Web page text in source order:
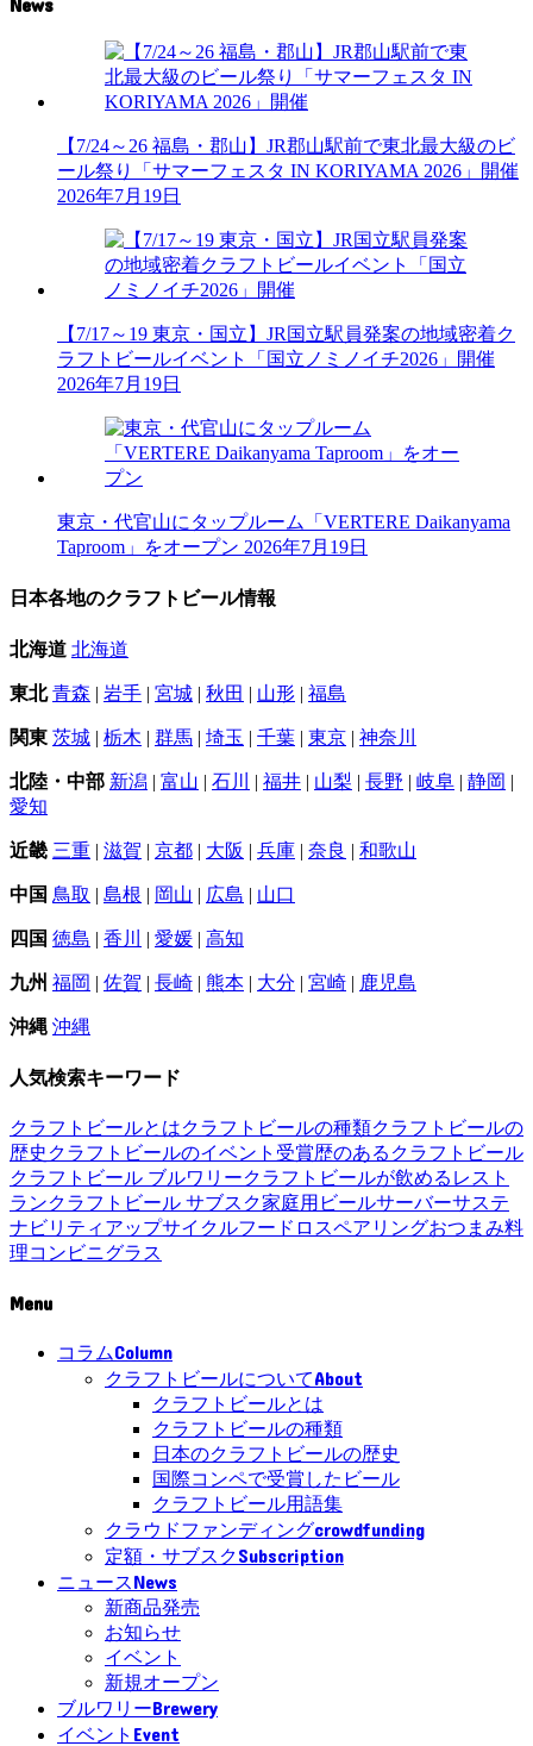
【7/24～26 福島・郡山】JR郡山駅前で東北最大級のビ
ール祭り「サマーフェスタ IN KORIYAMA 2026」開催
2026年7月19日
【7/17～19 東京・国立】JR国立駅員発案の地域密着ク
ラフトビールイベント「国立ノミノイチ2026」開催
2026年7月19日
東京・代官山にタップルーム「VERTERE Daikanyama
Taproom」をオープン 2026年7月19日
日本各地のクラフトビール情報
北海道 北海道
東北 青森 | 岩手 | 宮城 | 秋田 | 山形 | 福島
関東 茨城 | 栃木 | 群馬 | 埼玉 | 千葉 | 東京 | 神奈川
北陸・中部 新潟 | 富山 | 石川 | 福井 | 山梨 | 長野 | 岐阜 | 静岡 |
愛知
近畿 三重 | 滋賀 | 京都 | 大阪 | 兵庫 | 奈良 | 和歌山
中国 鳥取 | 島根 | 岡山 | 広島 | 山口
四国 徳島 | 香川 | 愛媛 | 高知
九州 福岡 | 佐賀 | 長崎 | 熊本 | 大分 | 宮崎 | 鹿児島
沖縄 沖縄
人気検索キーワード
クラフトビールとはクラフトビールの種類クラフトビールの
歴史 クラフトビールのイベント 受賞歴のあるクラフトビール
クラフトビール ブルワリークラフトビールが飲めるレスト
ランクラフトビール サブスク家庭用ビールサーバーサステ
ナビリティ アップサイクルフードロスペアリングおつまみ料
理コンビニグラス
Menu
コラムColumn
クラフトビールについてAbout
クラフトビールとは
クラフトビールの種類
日本のクラフトビールの歴史
国際コンペで受賞したビール
クラフトビール用語集
クラウドファンディングcrowdfunding
定額・サブスクSubscription
ニュースNews
新商品発売
お知らせ
イベント
新規オープン
ブルワリーBrewery
イベント Event